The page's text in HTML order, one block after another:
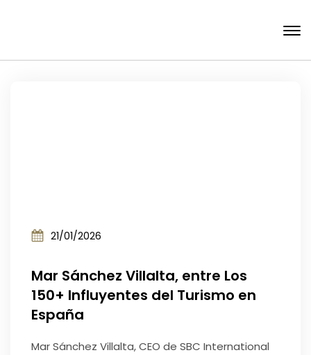
21/01/2026
Mar Sánchez Villalta, entre Los
150+ Influyentes del Turismo en
España
Mar Sánchez Villalta, CEO de SBC International